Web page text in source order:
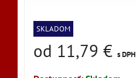
SKLADOM
od 11,79 € s DPH